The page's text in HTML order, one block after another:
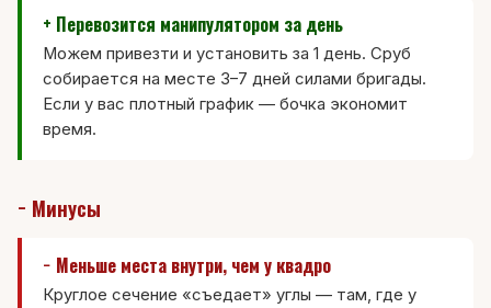
+ Перевозится манипулятором за день
Можем привезти и установить за 1 день. Сруб
собирается на месте 3–7 дней силами бригады.
Если у вас плотный график — бочка экономит
время.
− Минусы
− Меньше места внутри, чем у квадро
Круглое сечение «съедает» углы — там, где у